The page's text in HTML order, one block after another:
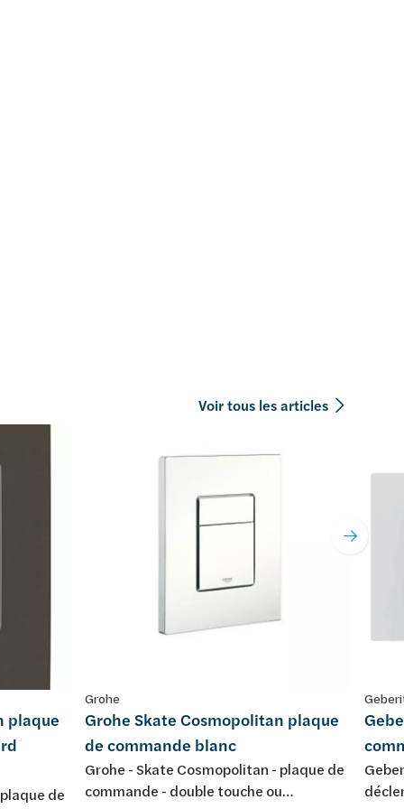
Voir tous les articles
plaque
de
Grohe
Grohe Skate Cosmopolitan plaque
de commande blanc
Grohe - Skate Cosmopolitan - plaque de
commande - double touche ou